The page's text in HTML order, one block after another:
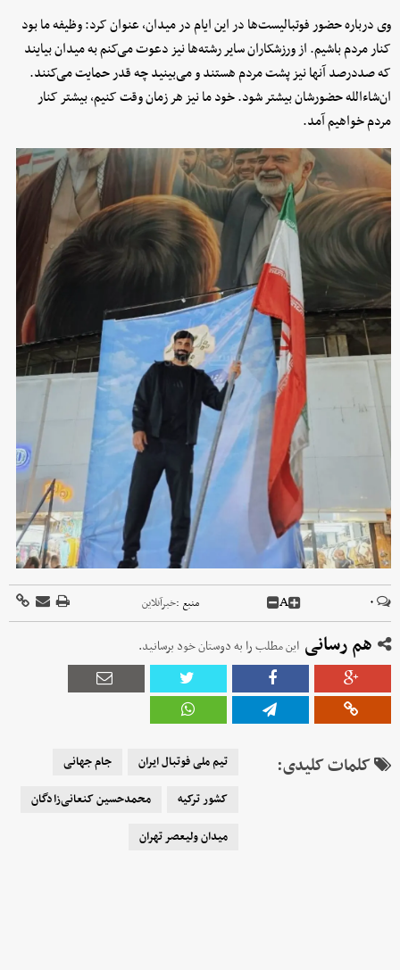
وی درباره حضور فوتبالیست‌ها در این ایام در میدان‌، عنوان کرد: وظیفه ما بود
کنار مردم باشیم‌. از ورزشکاران سایر رشته‌ها نیز دعوت می‌کنم به میدان بیایند
که صددرصد آنها نیز پشت مردم هستند و می‌بینید چه قدر حمایت می‌کنند.
ان‌شاءالله حضورشان بیشتر شود. خود ما نیز هر زمان وقت کنیم، بیشتر کنار
مردم خواهیم آمد.
۰ A منبع :خبرآنلاین
هم رسانی این مطلب را به دوستان خود برسانید.
کلمات کلیدی: تیم ملی فوتبال ایران
جام جهانی
کشور ترکیه
محمدحسین کنعانی‌زادگان
میدان ولیعصر تهران